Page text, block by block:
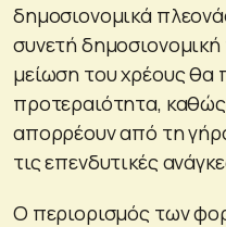
δημοσιονομικά
συνετή δημοσιονομική
μείωση του χρέους θα
προτεραιότητα,
απορρέουν από τη
τις επενδυτικές
Ο περιορισμός των